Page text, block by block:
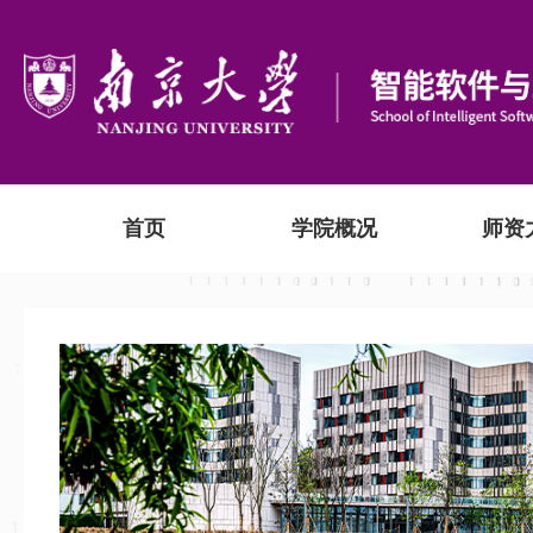
首页 学院概况 师资